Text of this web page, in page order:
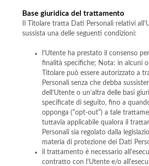
Base giuridica del trattamento
Il Titolare tratta Dati Personali relativi
sussista una delle seguenti condizioni:
l’Utente ha prestato il consenso
finalità specifiche; Nota: in alcuni
Titolare può essere autorizzato a
Personali senza che debba
dell’Utente o un’altra delle basi
specificate di seguito, fino a
opponga (“opt-out”) a tale
tuttavia applicabile qualora il
Personali sia regolato dalla
materia di protezione dei Dati
il trattamento è necessario
contratto con l’Utente e/o